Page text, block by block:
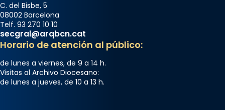
C. del Bisbe, 5
08002 Barcelona
Telf. 93 270 10 10
secgral@arqbcn.cat
Horario de atención al público:
de lunes a viernes, de 9 a 14 h.
Visitas al Archivo Diocesano:
de lunes a jueves, de 10 a 13 h.